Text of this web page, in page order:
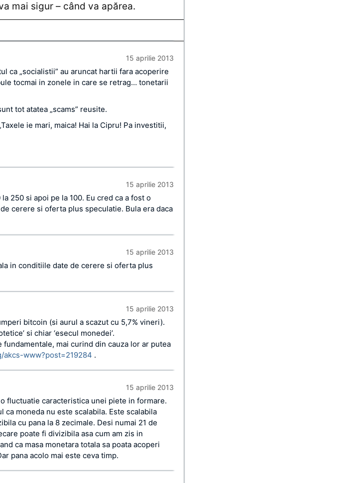
mai sigur – când va apărea.
15 aprilie 2013
ca „socialistii” au aruncat hartii fara acoperire
tocmai in zonele in care se retrag… tonetarii
tot atatea „scams” reusite.
ie mari, maica! Hai la Cipru! Pa investitii,
15 aprilie 2013
250 si apoi pe la 100. Eu cred ca a fost o
cerere si oferta plus speculatie. Bula era daca
15 aprilie 2013
in conditiile date de cerere si oferta plus
15 aprilie 2013
bitcoin (si aurul a scazut cu 5,7% vineri).
si chiar ‘esecul monedei’.
mai curind din cauza lor ar putea
www?post=219284 .
15 aprilie 2013
fluctuatie caracteristica unei piete in formare.
moneda nu este scalabila. Este scalabila
cu pana la 8 zecimale. Desi numai 21 de
poate fi divizibila asa cum am zis in
ca masa monetara totala sa poata acoperi
pana acolo mai este ceva timp.